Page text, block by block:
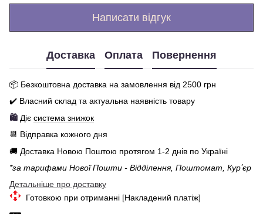
Написати відгук
Доставка Оплата Повернення
📦 Безкоштовна доставка на замовлення від 2500 грн
✔️ Власний склад та актуальна наявність товару
🛍️ Діє система знижок
📆 Відправка кожного дня
🚚 Доставка Новою Поштою протягом 1-2 днів по Україні
*за тарифами Нової Пошти - Відділення, Поштомат, Курʼєр
Детальніше про доставку
Готовкою при отриманні [Накладений платіж]